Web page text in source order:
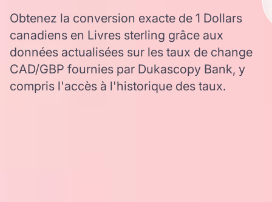
Obtenez la conversion exacte de 1 Dollars
canadiens en Livres sterling grâce aux
données actualisées sur les taux de change
CAD/GBP fournies par Dukascopy Bank, y
compris l'accès à l'historique des taux.